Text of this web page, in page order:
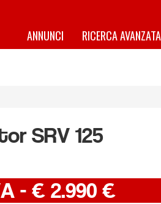
ANNUNCI RICERCA AVANZATA
SRV 125
- € 2.990 €